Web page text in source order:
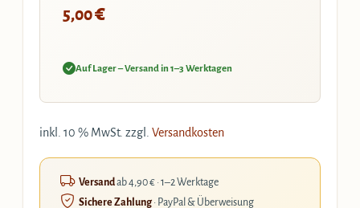
5,00€
Auf Lager – Versand in 1–3 Werktagen
inkl. 10 % MwSt. zzgl. Versandkosten
Versandab 4,90 € · 1–2 Werktage
Sichere Zahlung· PayPal & Überweisung